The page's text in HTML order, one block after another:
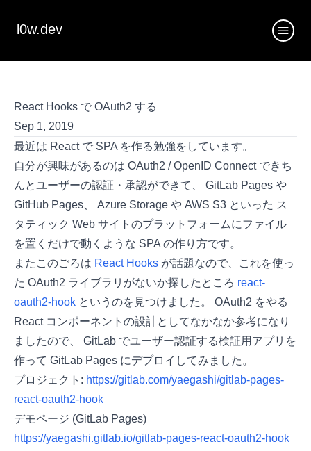
l0w.dev
React Hooks で OAuth2 する
Sep 1, 2019
最近は React で SPA を作る勉強をしています。
自分が興味があるのは OAuth2 / OpenID Connect できち
んとユーザーの認証・承認ができて、 GitLab Pages や
GitHub Pages、 Azure Storage や AWS S3 といった ス
タティック Web サイトのプラットフォームにファイル
を置くだけで動くような SPA の作り方です。
またこのごろは React Hooks が話題なので、これを使っ
た OAuth2 ライブラリがないか探したところ react-
oauth2-hook というのを見つけました。 OAuth2 をやる
React コンポーネントの設計としてなかなか参考になり
ましたので、 GitLab でユーザー認証する検証用アプリを
作って GitLab Pages にデプロイしてみました。
プロジェクト: https://gitlab.com/yaegashi/gitlab-pages-
react-oauth2-hook
デモページ (GitLab Pages)
https://yaegashi.gitlab.io/gitlab-pages-react-oauth2-hook